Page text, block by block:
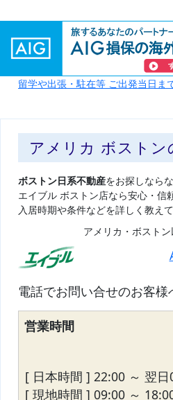
留学や出張・駐在等 ご出発当日ま
アメリカ ボスト
ボストン日系不動産をお探しならな
エイブル ボストン店なら安心・信
入居時期や条件などを詳しく教え
アメリカ・ボスト
電話でお問い合せのお客
営業時間
[ 日本時間 ] 22:00 ～ 翌日
[ 現地時間 ] 09:00 ～